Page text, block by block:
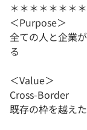
＊＊＊＊＊＊＊
＜Purpose＞
全ての人と企業
る
＜Value＞
Cross-Border
既存の枠を越え